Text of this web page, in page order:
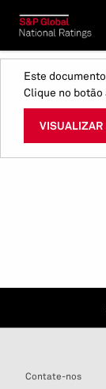
Este
Clique no
VISUALIZAR
Contate-nos